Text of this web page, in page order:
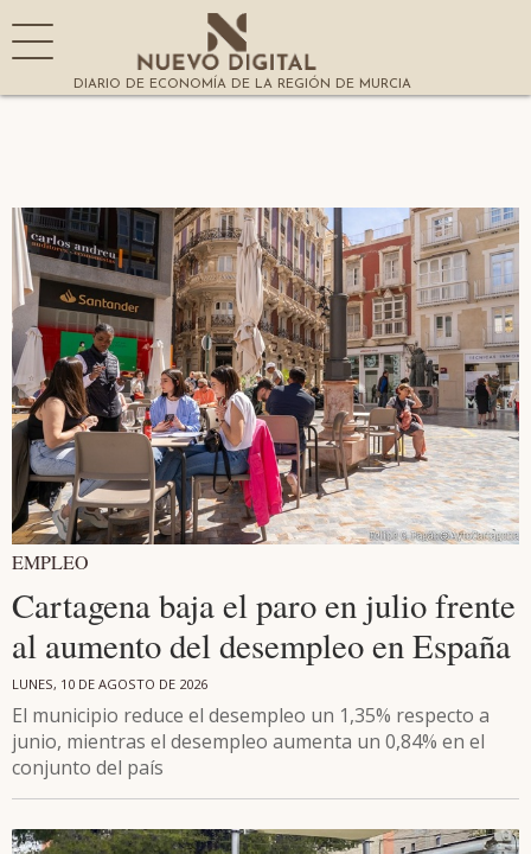
DIARIO DE ECONOMÍA DE LA REGIÓN DE MURCIA
EMPLEO
Cartagena baja el paro en julio frente
al aumento del desempleo en España
LUNES, 10 DE AGOSTO DE 2026
El municipio reduce el desempleo un 1,35% respecto a
junio, mientras el desempleo aumenta un 0,84% en el
conjunto del país